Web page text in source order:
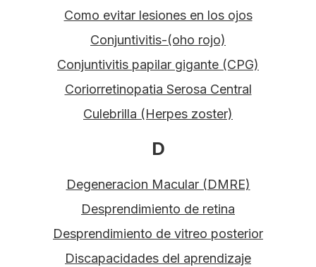
Como evitar lesiones en los ojos
Conjuntivitis-(oho rojo)
Conjuntivitis papilar gigante (CPG)
Coriorretinopatia Serosa Central
Culebrilla (Herpes zoster)
D
Degeneracion Macular (DMRE)
Desprendimiento de retina
Desprendimiento de vitreo posterior
Discapacidades del aprendizaje